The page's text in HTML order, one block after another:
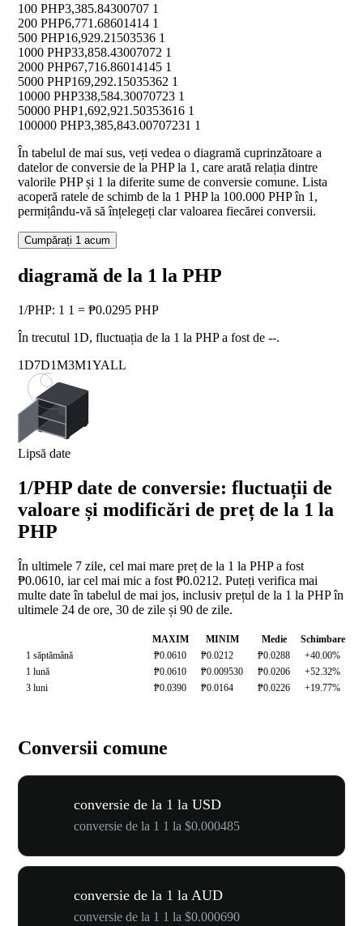
100 PHP3,385.84300707 1
200 PHP6,771.68601414 1
500 PHP16,929.21503536 1
1000 PHP33,858.43007072 1
2000 PHP67,716.86014145 1
5000 PHP169,292.15035362 1
10000 PHP338,584.30070723 1
50000 PHP1,692,921.50353616 1
100000 PHP3,385,843.00707231 1
În tabelul de mai sus, veți vedea o diagramă cuprinzătoare a
datelor de conversie de la PHP la 1, care arată relația dintre
valorile PHP și 1 la diferite sume de conversie comune. Lista
acoperă ratele de schimb de la 1 PHP la 100.000 PHP în 1,
permițându-vă să înțelegeți clar valoarea fiecărei conversii.
Cumpărați 1 acum
diagramă de la 1 la PHP
1/PHP: 1 1 = ₱0.0295 PHP
În trecutul 1D, fluctuația de la 1 la PHP a fost de --.
1D7D1M3M1YALL
Lipsă date
1/PHP date de conversie: fluctuații de
valoare și modificări de preț de la 1 la
PHP
În ultimele 7 zile, cel mai mare preț de la 1 la PHP a fost
₱0.0610, iar cel mai mic a fost ₱0.0212. Puteți verifica mai
multe date în tabelul de mai jos, inclusiv prețul de la 1 la PHP în
ultimele 24 de ore, 30 de zile și 90 de zile.
MAXIM MINIM Medie
Schimbare
1 săptămână
₱0.0610 ₱0.0212 ₱0.0288
+40.00%
1 lună
₱0.0610 ₱0.009530 ₱0.0206
+52.32%
3 luni
₱0.0390 ₱0.0164 ₱0.0226 +19.77%
Conversii comune
conversie de la 1 la USD
conversie de la 1 1 la $0.000485
conversie de la 1 la AUD
conversie de la 1 1 la $0.000690